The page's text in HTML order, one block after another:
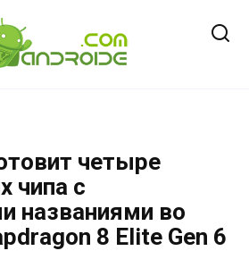
четыре
чипа с
названиями во
8 Elite Gen 6